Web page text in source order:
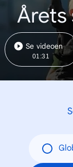
Årets
Se videoen
01:31